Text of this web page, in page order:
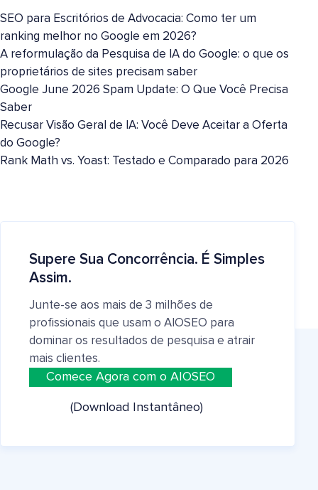
SEO para Escritórios de Advocacia: Como ter um
ranking melhor no Google em 2026?
A reformulação da Pesquisa de IA do Google: o que os
proprietários de sites precisam saber
Google June 2026 Spam Update: O Que Você Precisa
Saber
Recusar Visão Geral de IA: Você Deve Aceitar a Oferta
do Google?
Rank Math vs. Yoast: Testado e Comparado para 2026
Supere Sua Concorrência. É Simples
Assim.
Junte-se aos mais de 3 milhões de
profissionais que usam o AIOSEO para
dominar os resultados de pesquisa e atrair
mais clientes.
Comece Agora com o AIOSEO
(Download Instantâneo)